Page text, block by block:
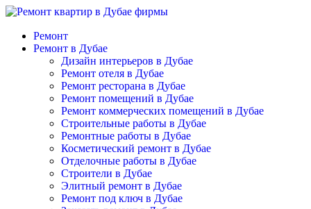
Ремонт
Ремонт в Дубае
Дизайн интерьеров в Дубае
Ремонт отеля в Дубае
Ремонт ресторана в Дубае
Ремонт помещений в Дубае
Ремонт коммерческих помещений в Дубае
Строительные работы в Дубае
Ремонтные работы в Дубае
Косметический ремонт в Дубае
Отделочные работы в Дубае
Строители в Дубае
Элитный ремонт в Дубае
Ремонт под ключ в Дубае